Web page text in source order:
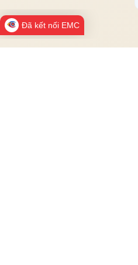
Đã kết nối EMC